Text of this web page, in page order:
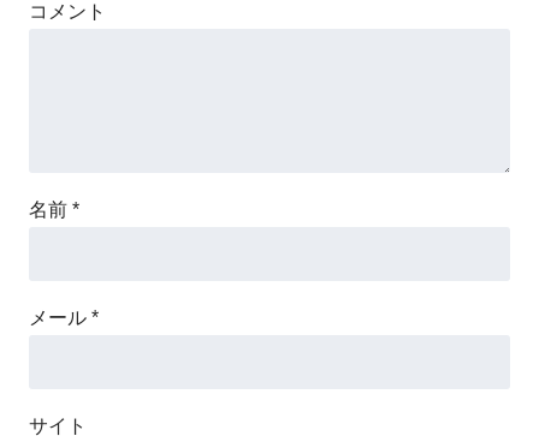
コメント
名前 *
メール *
サイト